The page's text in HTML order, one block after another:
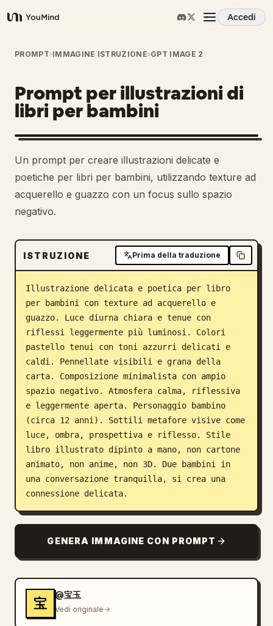
YouMind
Accedi
Panoramica
Casi d'uso
Abilità
Prompt
Prezzi
Scarica
Blog
Aggiornamenti
PROMPT›IMMAGINE ISTRUZIONE›GPT IMAGE 2
Prompt per illustrazioni di
libri per bambini
Un prompt per creare illustrazioni delicate e
poetiche per libri per bambini, utilizzando texture ad
acquerello e guazzo con un focus sullo spazio
negativo.
ISTRUZIONE Prima della traduzione
Illustrazione delicata e poetica per libro
per bambini con texture ad acquerello e
guazzo. Luce diurna chiara e tenue con
riflessi leggermente più luminosi. Colori
pastello tenui con toni azzurri delicati e
caldi. Pennellate visibili e grana della
carta. Composizione minimalista con ampio
spazio negativo. Atmosfera calma, riflessiva
e leggermente aperta. Personaggio bambino
(circa 12 anni). Sottili metafore visive come
luce, ombra, prospettiva e riflesso. Stile
libro illustrato dipinto a mano, non cartone
animato, non anime, non 3D. Due bambini in
una conversazione tranquilla, si crea una
connessione delicata.
GENERA IMMAGINE CON PROMPT
宝
@宝玉
Vedi originale